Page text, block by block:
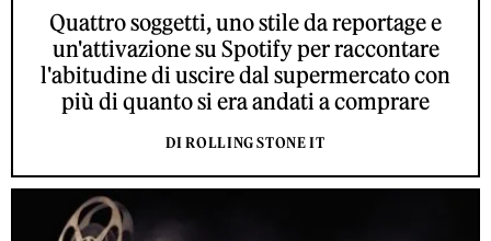
Quattro soggetti, uno stile da reportage e
un'attivazione su Spotify per raccontare
l'abitudine di uscire dal supermercato con
più di quanto si era andati a comprare
DI ROLLING STONE IT